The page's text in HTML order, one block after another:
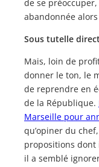
de se
abandonnée
Sous tutelle
Mais, loin de
donner le ton, le
de reprendre en
de la République.
Marseille pour
qu’opiner du
propositions dont
il a semblé